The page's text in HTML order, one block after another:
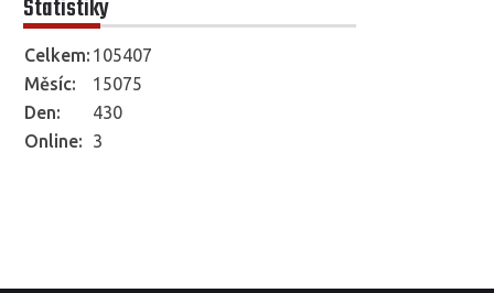
Statistiky
Online: 3
Celkem: 105407
Měsíc:
15075
Den:
430